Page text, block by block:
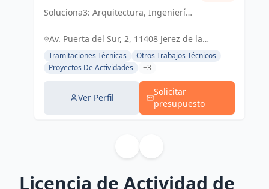
ARQUITECTURA-INGENIERÍA-
EFICIENCIA ENERGÉTICA
Soluciona3: Arquitectura, Ingeniería
integrales para tu proyecto en Cádiz
Av. Puerta del Sur, 2, 11408 Jerez de la
Frontera, Cádiz, España, España
Tramitaciones Técnicas
Otros Trabajos Técnicos
Proyectos De Actividades
+3
Ver Perfil
Solicitar
presupuesto
Licencia de Actividad de